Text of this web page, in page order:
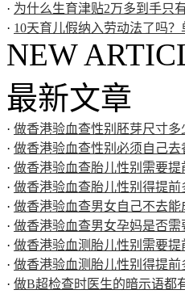
· 为什么生育津贴2万多到手只
· 10天育儿假纳入劳动法了吗？
NEW
最新文章
· 做香港验血查性别胚芽尺寸多
· 做香港验血查性别必须自己去
· 做香港验血查胎儿性别需要提
· 做香港验血查胎儿性别得提前
· 做香港验血查男女自己不去能
· 做香港验血查男女孕妈是否需
· 做香港验血测胎儿性别需要提
· 做香港验血测胎儿性别得提前
· 做B超检查时医生的暗示语都